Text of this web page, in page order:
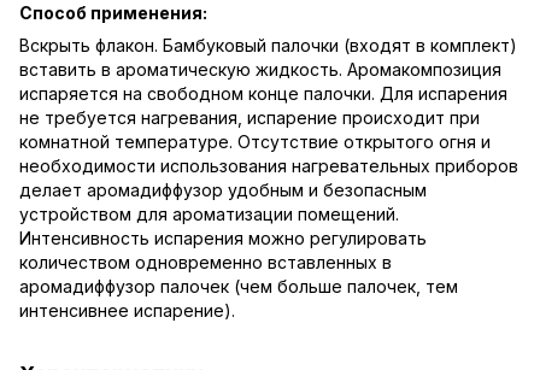
Способ применения:
Вскрыть флакон. Бамбуковый палочки (входят в комплект)
вставить в ароматическую жидкость. Аромакомпозиция
испаряется на свободном конце палочки. Для испарения
не требуется нагревания, испарение происходит при
комнатной температуре. Отсутствие открытого огня и
необходимости использования нагревательных приборов
делает аромадиффузор удобным и безопасным
устройством для ароматизации помещений.
Интенсивность испарения можно регулировать
количеством одновременно вставленных в
аромадиффузор палочек (чем больше палочек, тем
интенсивнее испарение).